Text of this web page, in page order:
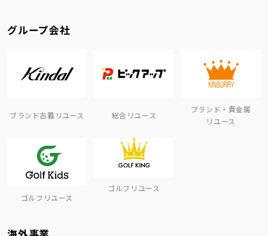
グループ会社
ブランド古着リユース 総合リユース
ブランド・貴金属
リユース
ゴルフリユース
ゴルフリユース